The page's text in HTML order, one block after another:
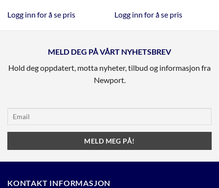
Logg inn for å se pris Logg inn for å se pris
MELD DEG PÅ VÅRT NYHETSBREV
Hold deg oppdatert, motta nyheter, tilbud og informasjon fra
Newport.
KONTAKT INFORMASJON